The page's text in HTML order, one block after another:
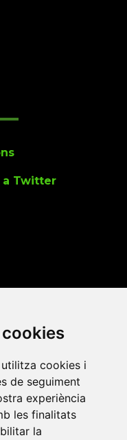
cookies i
de seguiment
experiència
les finalitats
la
a Twitter